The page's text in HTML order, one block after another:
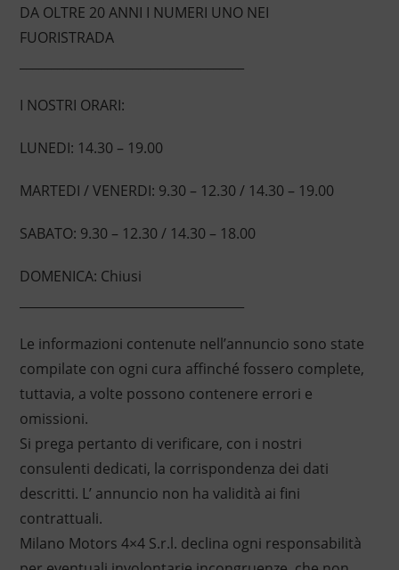
DA OLTRE 20 ANNI I NUMERI UNO NEI
FUORISTRADA
I NOSTRI ORARI:
LUNEDI: 14.30 – 19.00
MARTEDI / VENERDI: 9.30 – 12.30 / 14.30 – 19.00
SABATO: 9.30 – 12.30 / 14.30 – 18.00
DOMENICA: Chiusi
Le informazioni contenute nell’annuncio sono state
compilate con ogni cura affinché fossero complete,
tuttavia, a volte possono contenere errori e
omissioni.
Si prega pertanto di verificare, con i nostri
consulenti dedicati, la corrispondenza dei dati
descritti. L’ annuncio non ha validità ai fini
contrattuali.
Milano Motors 4×4 S.r.l. declina ogni responsabilità